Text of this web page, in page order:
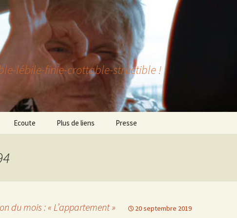
lébile-finie-crottable-structible !
Ecoute Plus de liens Presse
du mois : « L’appartement » 20 septembre 2019